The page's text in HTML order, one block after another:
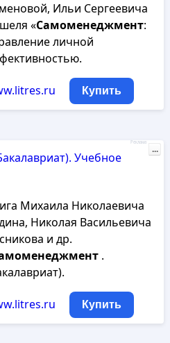
Ильи Сергеевича
«Самоменеджмент:
личной
Купить
Учебное
Михаила Николаевича
Николая Васильевича
и др.
.
Купить
Реклама
...